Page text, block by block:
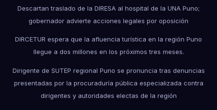
Descartan traslado de la DIRESA al hospital de la UNA Puno;
gobernador advierte acciones legales por oposición
DIRCETUR espera que la afluencia turística en la región Puno
llegue a dos millones en los próximos tres meses.
Dirigente de SUTEP regional Puno se pronuncia tras denuncias
presentadas por la procuraduría pública especializada contra
dirigentes y autoridades electas de la región